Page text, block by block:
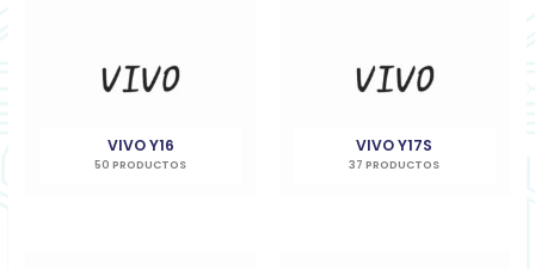
VIVO Y16
50 PRODUCTOS
VIVO Y17S
37 PRODUCTOS